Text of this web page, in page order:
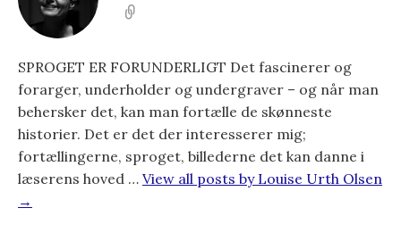
SPROGET ER FORUNDERLIGT Det fascinerer og
forarger, underholder og undergraver – og når man
behersker det, kan man fortælle de skønneste
historier. Det er det der interesserer mig;
fortællingerne, sproget, billederne det kan danne i
læserens hoved … View all posts by Louise Urth Olsen
→